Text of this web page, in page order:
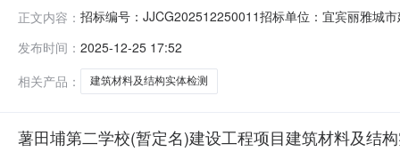
正文内容： 招标编号：JJCG202512250011招标单位：宜宾丽雅城
采购项目简介（一）采购项目名称：叙州新区511504-
发布时间： 2025-12-25 17:52
相关产品：
建筑材料及结构实体检测
薯田埔第二学校(暂定名)建设工程项目建筑材料及结